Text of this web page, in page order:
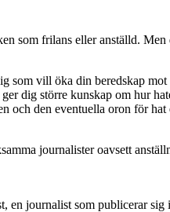
som frilans eller anställd.
som vill öka din beredskap
dig större kunskap om hur
och den eventuella oron för
journalister oavsett
en journalist som publicerar